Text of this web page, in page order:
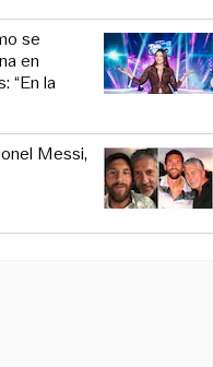
se
en
“En la
Messi,